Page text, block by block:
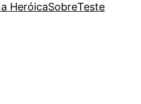
HeróicaSobreTeste